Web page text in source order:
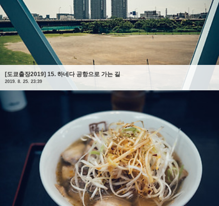
[도쿄출장2019] 15. 하네다 공항으로 가는 길
2019. 8. 25. 23:39